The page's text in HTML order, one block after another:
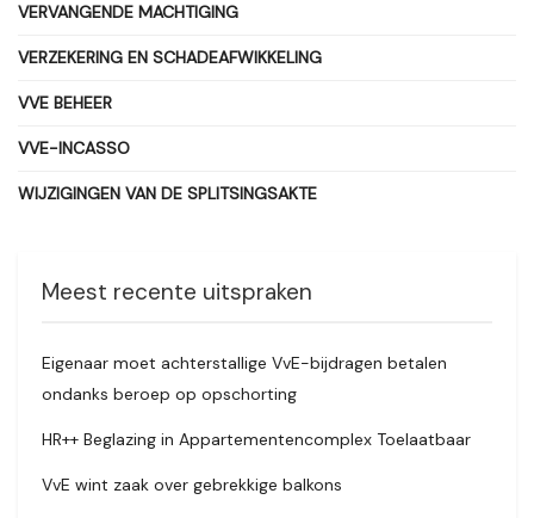
VERVANGENDE MACHTIGING
VERZEKERING EN SCHADEAFWIKKELING
VVE BEHEER
VVE-INCASSO
WIJZIGINGEN VAN DE SPLITSINGSAKTE
Meest recente uitspraken
Eigenaar moet achterstallige VvE-bijdragen betalen
ondanks beroep op opschorting
HR++ Beglazing in Appartementencomplex Toelaatbaar
VvE wint zaak over gebrekkige balkons